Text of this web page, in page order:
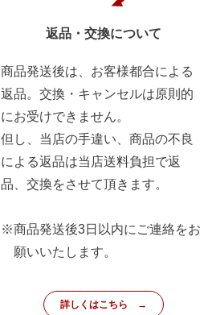
返品・交換について
商品発送後は、お客様都合による
返品。交換・キャンセルは原則的
にお受けできません。
但し、当店の手違い、商品の不良
による返品は当店送料負担で返
品、交換をさせて頂きます。
※商品発送後3日以内にご連絡をお
願いいたします。
詳しくはこちら